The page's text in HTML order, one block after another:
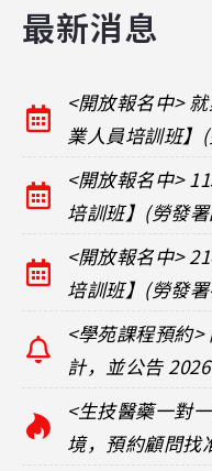
最新消息
<開放報名中>
業人員培訓班】
<開放報名中>
培訓班】(勞發
<開放報名中>
培訓班】(勞發
<學苑課程預約
計，並公告
<生技醫藥一對
境，預約顧問找